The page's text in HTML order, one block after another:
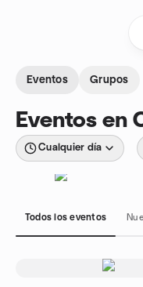
Eventos Grupos
Eventos en
Cualquier día
Todos los eventos